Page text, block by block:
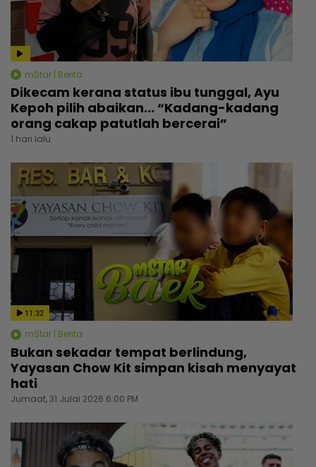
mStar | Berita
Dikecam kerana status ibu tunggal, Ayu
Kepoh pilih abaikan... “Kadang-kadang
orang cakap patutlah bercerai”
1 hari lalu
11:32
mStar | Berita
Bukan sekadar tempat berlindung,
Yayasan Chow Kit simpan kisah menyayat
hati
Jumaat, 31 Julai 2026 6:00 PM